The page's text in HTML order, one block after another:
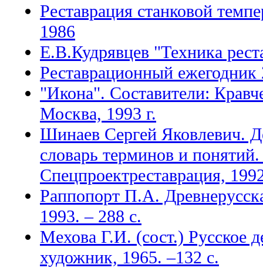
Реставрация станковой
1986
Е.В.Кудрявцев "Техника
Реставрационный ежегодник
"Икона". Составители:
Москва, 1993 г.
Шинаев Сергей Яковлевич.
словарь терминов и
Спецпроектреставрация,
Раппопорт П.А.
1993. – 288 с.
Мехова Г.И. (сост.) Русское
художник, 1965. –132 с.